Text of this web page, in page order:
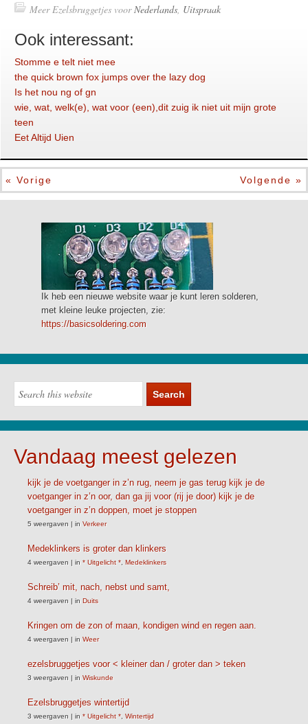
Meer Ezelsbruggetjes voorNederlands, Uitspraak
Ook interessant:
Stomme e telt niet mee
the quick brown fox jumps over the lazy dog
Is het nou ng of gn
wie, wat, welk(e), wat voor (een),dit zuig ik niet uit mijn grote
teen
Eet Altijd Uien
« Vorige Volgende »
Ik heb een nieuwe website waar je kunt leren solderen,
met kleine leuke projecten, zie:
https://basicsoldering.com
Vandaag meest gelezen
kijk je de voetganger in z’n rug, neem je gas terug kijk je de
voetganger in z’n oor, dan ga jij voor (rij je door) kijk je de
voetganger in z’n doppen, moet je stoppen
5 weergaven | in Verkeer
Medeklinkers is groter dan klinkers
4 weergaven | in * Uitgelicht * Medeklinkers
Schreib’ mit, nach, nebst und samt,
4 weergaven | in Duits
Kringen om de zon of maan, kondigen wind en regen aan.
4 weergaven | in Weer
ezelsbruggetjes voor < kleiner dan / groter dan > teken
3 weergaven | in Wiskunde
Ezelsbruggetjes wintertijd
3 weergaven | in * Uitgelicht * Wintertijd